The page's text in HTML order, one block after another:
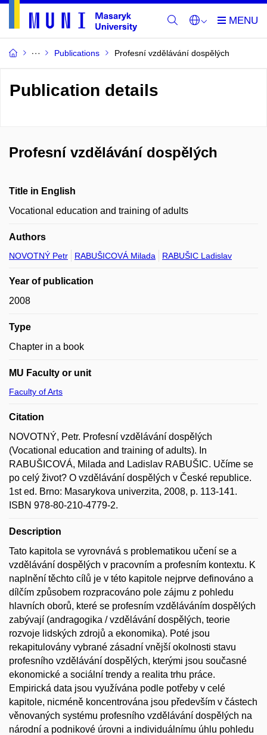
Publications Profesní vzdělávání dospělých
Publication details
Profesní vzdělávání dospělých
Title in English
Vocational education and training of adults
Authors
NOVOTNÝ Petr RABUŠICOVÁ Milada RABUŠIC Ladislav
Year of publication
2008
Type
Chapter in a book
MU Faculty or unit
Faculty of Arts
Citation
NOVOTNÝ, Petr. Profesní vzdělávání dospělých
(Vocational education and training of adults). In
RABUŠICOVÁ, Milada and Ladislav RABUŠIC. Učíme se
po celý život? O vzdělávání dospělých v České republice.
1st ed. Brno: Masarykova univerzita, 2008, p. 113-141.
ISBN 978-80-210-4779-2.
Description
Tato kapitola se vyrovnává s problematikou učení se a
vzdělávání dospělých v pracovním a profesním kontextu. K
naplnění těchto cílů je v této kapitole nejprve definováno a
dílčím způsobem rozpracováno pole zájmu z pohledu
hlavních oborů, které se profesním vzděláváním dospělých
zabývají (andragogika / vzdělávání dospělých, teorie
rozvoje lidských zdrojů a ekonomika). Poté jsou
rekapitulovány vybrané zásadní vnější okolnosti stavu
profesního vzdělávání dospělých, kterými jsou současné
ekonomické a sociální trendy a realita trhu práce.
Empirická data jsou využívána podle potřeby v celé
kapitole, nicméně koncentrována jsou především v částech
věnovaných systému profesního vzdělávání dospělých na
národní a podnikové úrovni a individuálnímu úhlu pohledu